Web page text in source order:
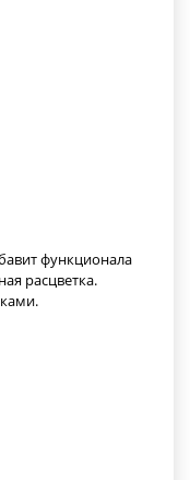
функционала
расцветка.